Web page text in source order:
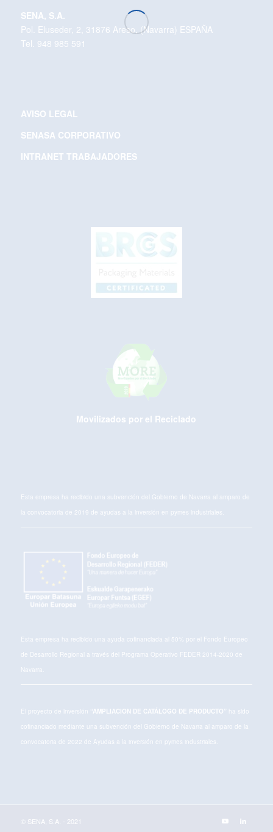
SENA, S.A.
Pol. Eluseder, 2, 31876 Areso, (Navarra) ESPAÑA
Tel. 948 985 591
AVISO LEGAL
SENASA CORPORATIVO
INTRANET TRABAJADORES
Movilizados por el Reciclado
Esta empresa ha recibido una subvención del Gobierno de Navarra al amparo de
la convocatoria de 2019 de ayudas a la inversión en pymes industriales.
Esta empresa ha recibido una ayuda cofinanciada al 50% por el Fondo Europeo
de Desarrollo Regional a través del Programa Operativo FEDER 2014-2020 de
Navarra.
El proyecto de inversión “AMPLIACION DE CATÁLOGO DE PRODUCTO” ha sido
cofinanciado mediante una subvención del Gobierno de Navarra al amparo de la
convocatoria de 2022 de Ayudas a la inversión en pymes industriales.
© SENA, S.A. - 2021